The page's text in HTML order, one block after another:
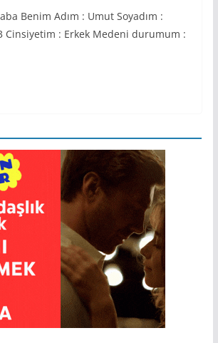
Benim Adım : Umut Soyadım :
Cinsiyetim : Erkek Medeni durumum :